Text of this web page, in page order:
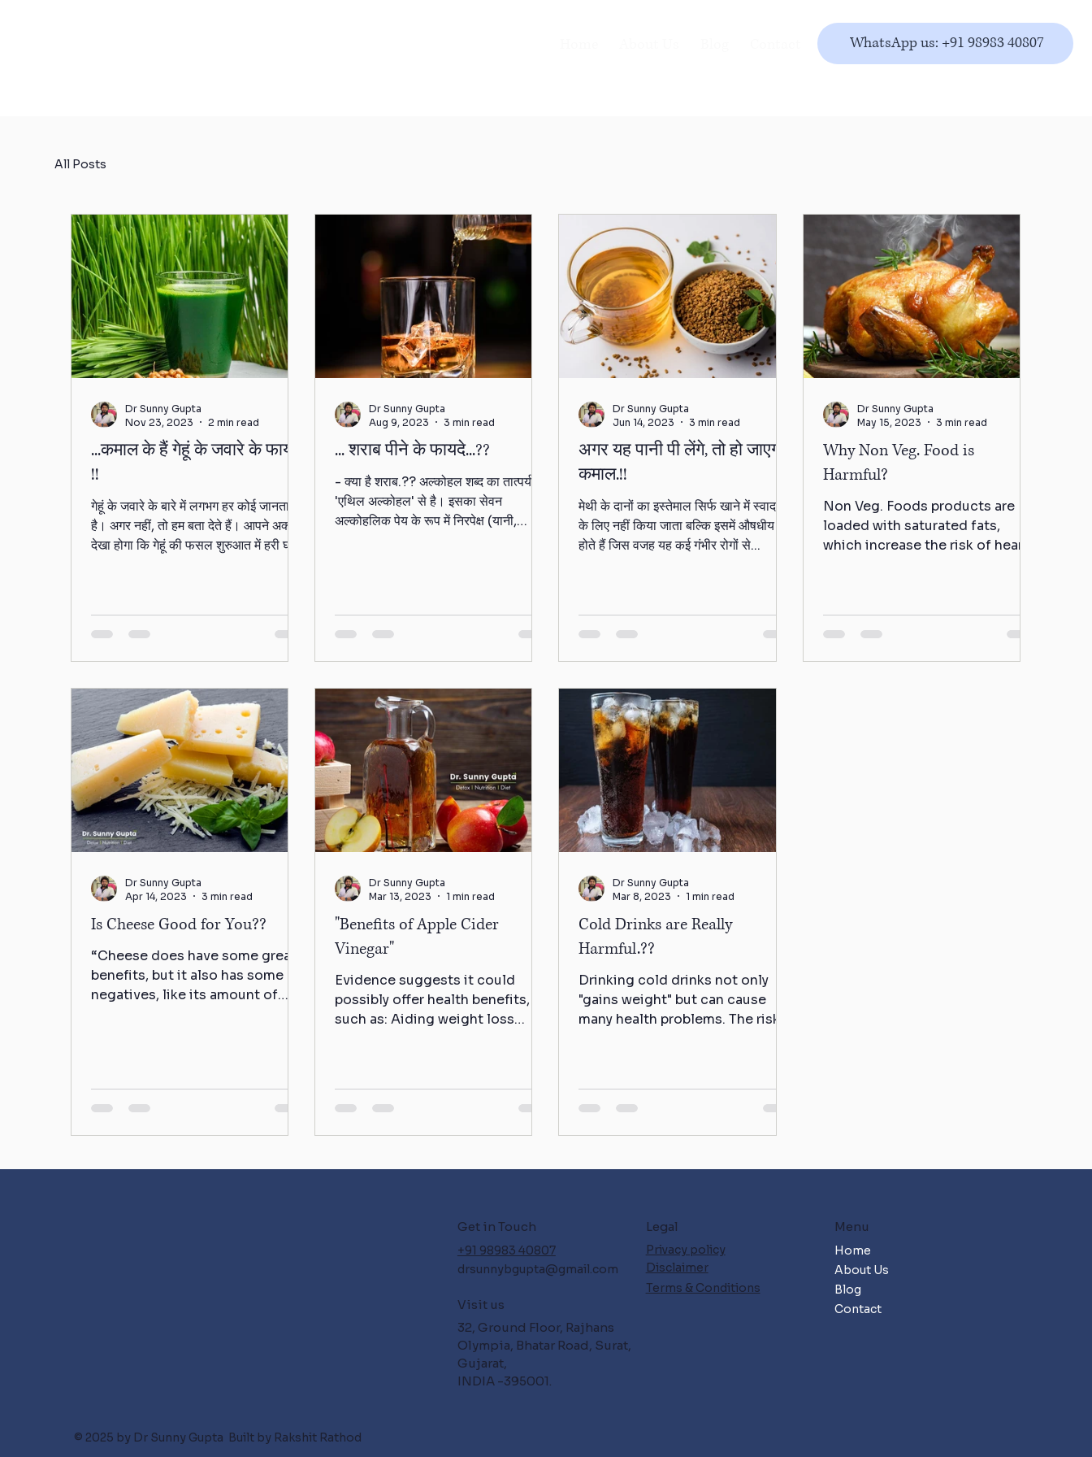
WhatsApp us: +91 98983 40807
All Posts
...कमाल के हैं गेहूं के जवारे के फायदे
!!
गेहूं के जवारे के बारे में लगभग हर कोई जानता
है। अगर नहीं, तो हम बता देते हैं। आपने अक्सर
देखा होगा कि गेहूं की फसल शुरुआत में हरी घास
Dr Sunny Gupta
Nov 23, 2023
2 min read
... शराब पीने के फायदे...??
- क्या है शराब.?? अल्कोहल शब्द का तात्पर्य
'एथिल अल्कोहल' से है। इसका सेवन
अल्कोहलिक पेय के रूप में निरपेक्ष (यानी,
Dr Sunny Gupta
Aug 9, 2023
3 min read
अगर यह पानी पी लेंगे, तो हो जाएगा
कमाल.!!
मेथी के दानों का इस्तेमाल सिर्फ खाने में स्वाद देने
के लिए नहीं किया जाता बल्कि इसमें औषधीय गुण
होते हैं जिस वजह यह कई गंभीर रोगों से...
Dr Sunny Gupta
Jun 14, 2023
3 min read
Why Non Veg. Food is
Harmful?
Non Veg. Foods products are
loaded with saturated fats,
which increase the risk of heart
Dr Sunny Gupta
May 15, 2023
3 min read
Is Cheese Good for You??
“Cheese does have some great
benefits, but it also has some
negatives, like its amount of
Dr Sunny Gupta
Apr 14, 2023
3 min read
"Benefits of Apple Cider
Vinegar"
Evidence suggests it could
possibly offer health benefits,
such as: Aiding weight loss
Dr Sunny Gupta
Mar 13, 2023
1 min read
Cold Drinks are Really
Harmful.??
Drinking cold drinks not only
"gains weight" but can cause
many health problems. The risk
Dr Sunny Gupta
Mar 8, 2023
1 min read
Get in Touch
+91 98983 40807
drsunnybgupta@gmail.com
Visit us
32, Ground Floor, Rajhans
Olympia, Bhatar Road, Surat,
Gujarat,
INDIA -395001.
Legal
Privacy policy
Disclaimer
Terms & Conditions
Menu
Home
About Us
Blog
Contact
© 2025 by Dr Sunny Gupta Built by Rakshit Rathod